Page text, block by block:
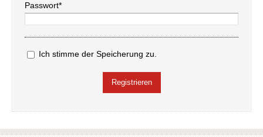
Passwort*
Ich stimme der Speicherung zu.